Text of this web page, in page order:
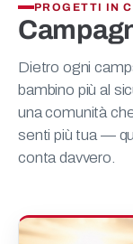
PROGETTI IN
Dietro ogni
bambino più al
una comunità
senti più tua —
conta davvero.